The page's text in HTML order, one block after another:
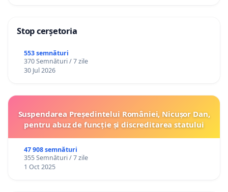
Stop cerșetoria
553 semnături
370 Semnături / 7 zile
30 Jul 2026
Suspendarea Președintelui României, Nicușor Dan,
pentru abuz de funcție și discreditarea statului
47 908 semnături
355 Semnături / 7 zile
1 Oct 2025